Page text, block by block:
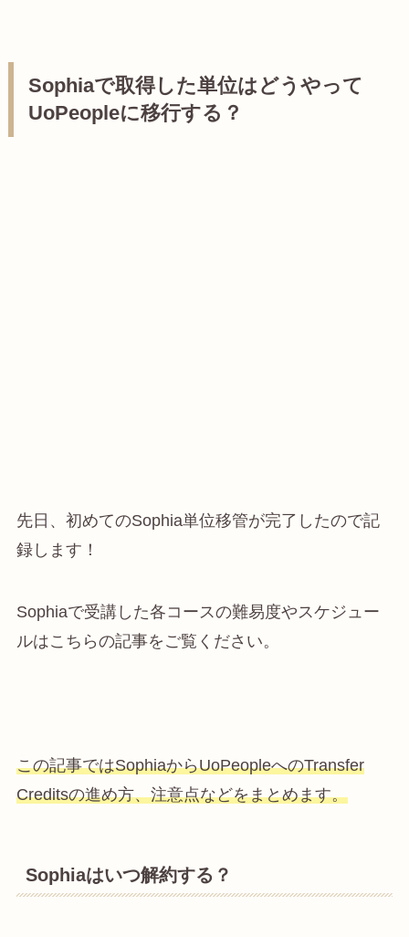
Sophiaで取得した単位はどうやって
UoPeopleに移行する？
先日、初めてのSophia単位移管が完了したので記
録します！
Sophiaで受講した各コースの難易度やスケジュー
ルはこちらの記事をご覧ください。
この記事ではSophiaからUoPeopleへのTransfer
Creditsの進め方、注意点などをまとめます。
Sophiaはいつ解約する？